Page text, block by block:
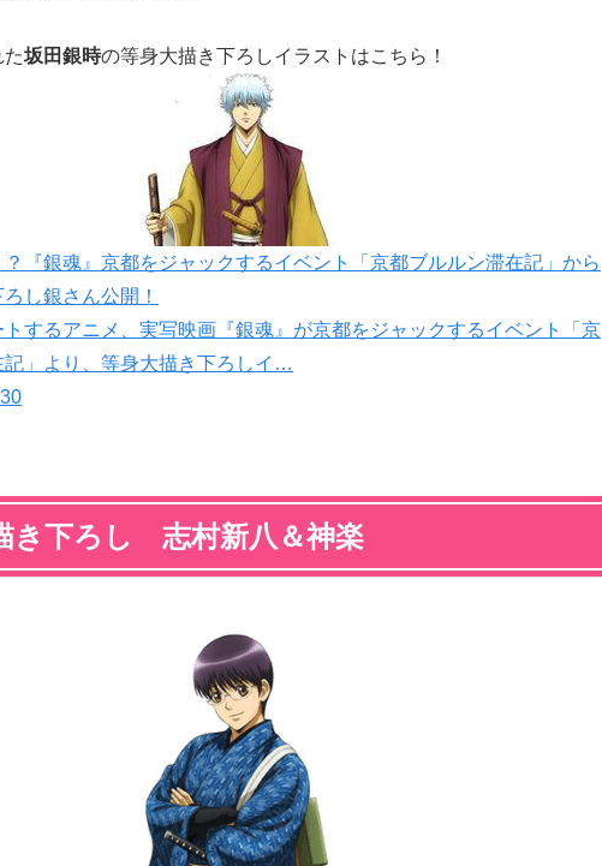
坂田銀時の等身大描き下ろしイラストはこちら！
『銀魂』京都をジャックするイベント「京都ブルルン滞在記」から
し銀さん公開！
するアニメ、実写映画『銀魂』が京都をジャックするイベント「京
記」より、等身大描き下ろしイ…
き下ろし 志村新八＆神楽